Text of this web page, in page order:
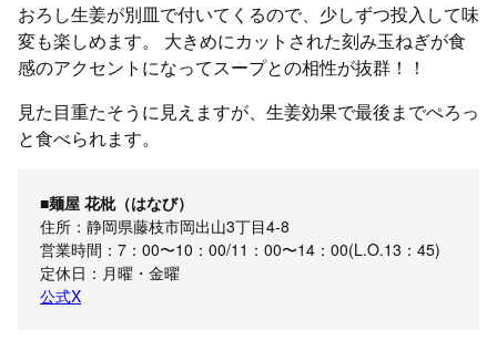
おろし生姜が別皿で付いてくるので、少しずつ投入して味
変も楽しめます。 大きめにカットされた刻み玉ねぎが食
感のアクセントになってスープとの相性が抜群！！
見た目重たそうに見えますが、生姜効果で最後までぺろっ
と食べられます。
■麺屋 花枇（はなび）
住所：静岡県藤枝市岡出山3丁目4-8
営業時間：7：00〜10：00/11：00〜14：00(L.O.13：45)
定休日：月曜・金曜
公式X